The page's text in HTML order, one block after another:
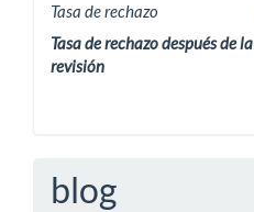
Tasa de rechazo
Tasa de rechazo después de la
revisión
blog